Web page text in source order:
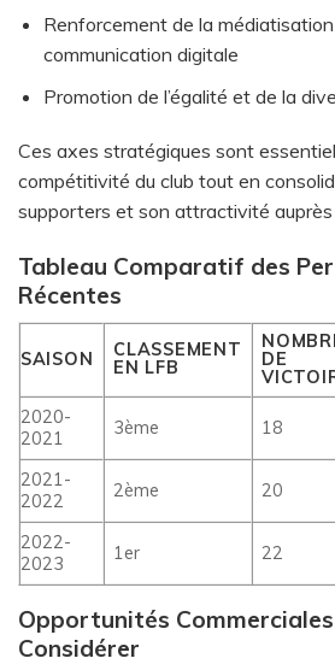
Renforcement de la
communication digitale
Promotion de l’égalité et de la
Ces axes stratégiques sont
compétitivité du club tout en
supporters et son attractivité auprès
Tableau Comparatif des
Récentes
SAISON
CLASSEMENT
EN LFB
DE
2020-
2021
3ème 18
2021-
2022
2ème 20
2022-
2023
1er 22
Opportunités
Considérer